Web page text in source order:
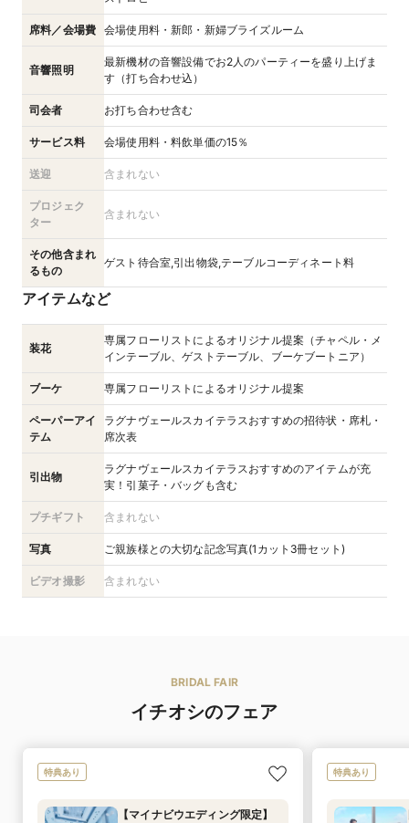
席料／会場費 会場使用料・新郎・新婦ブライズルーム
音響照明
最新機材の音響設備でお2人のパーティーを盛り上げま
す（打ち合わせ込）
司会者 お打ち合わせ含む
サービス料 会場使用料・料飲単価の15％
送迎 含まれない
プロジェク
ター
含まれない
その他含まれ
るもの
ゲスト待合室,引出物袋,テーブルコーディネート料
アイテムなど
装花
専属フローリストによるオリジナル提案（チャペル・メ
インテーブル、ゲストテーブル、ブーケブートニア）
ブーケ 専属フローリストによるオリジナル提案
ペーパーアイ
テム
ラグナヴェールスカイテラスおすすめの招待状・席札・
席次表
引出物
ラグナヴェールスカイテラスおすすめのアイテムが充
実！引菓子・バッグも含む
プチギフト 含まれない
写真 ご親族様との大切な記念写真(1カット3冊セット)
ビデオ撮影 含まれない
BRIDAL FAIR
イチオシのフェア
特典あり
【マイナビウエディング限定】
特典あり